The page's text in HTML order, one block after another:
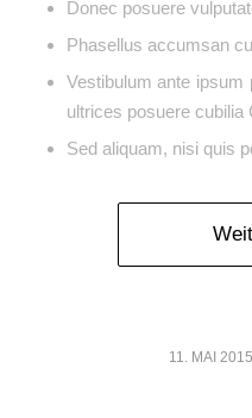
Donec posuere
Phasellus accumsan
Vestibulum ante
ultrices posuere cubilia
Sed aliquam, nisi quis
11. MAI 2015
/